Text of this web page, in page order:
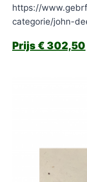
https://
categorie/john-
€ 302,50